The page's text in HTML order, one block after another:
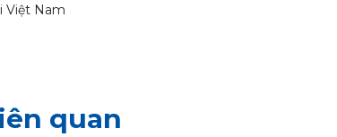
Việt Nam
quan